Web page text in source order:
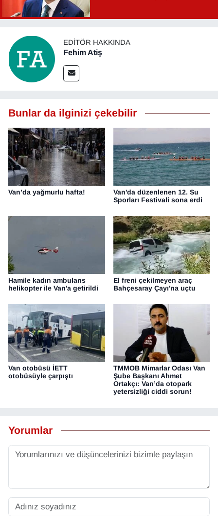
EDITÖR HAKKINDA
Fehim Atiş
Bunlar da ilginizi çekebilir
Van’da yağmurlu hafta!
Van'da düzenlenen 12. Su
Sporları Festivali sona erdi
Hamile kadın ambulans
helikopter ile Van'a getirildi
El freni çekilmeyen araç
Bahçesaray Çayı'na uçtu
Van otobüsü İETT
otobüsüyle çarpıştı
TMMOB Mimarlar Odası Van
Şube Başkanı Ahmet
Ortakçı: Van’da otopark
yetersizliği ciddi sorun!
Yorumlar